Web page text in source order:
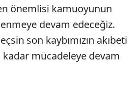
önemlisi kamuoyunun
devam edeceğiz.
son kaybımızın akıbeti
kadar mücadeleye devam